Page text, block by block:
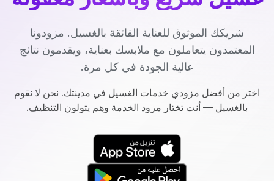
شريكك الموثوق للعناية الفائقة بالغسيل. مزودونا
المعتمدون يتعاملون مع ملابسك بعناية، ويقدمون نتائج
عالية الجودة في كل مرة.
اختر من أفضل مزودي خدمات الغسيل في مدينتك. نحن لا نقوم
بالغسيل — أنت تختار مزود الخدمة وهم يتولون التنظيف.